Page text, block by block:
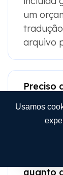
Usamos
um
arquivo
O
quanto